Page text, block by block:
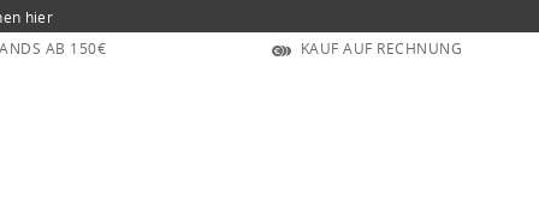
hier
AB 150€
KAUF AUF RECHNUNG